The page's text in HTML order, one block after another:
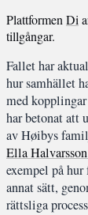
Plattformen Di
tillgångar.
Fallet har
hur samhället
med
har betonat att
av Høibys
Ella
exempel på
annat sätt,
rättsliga